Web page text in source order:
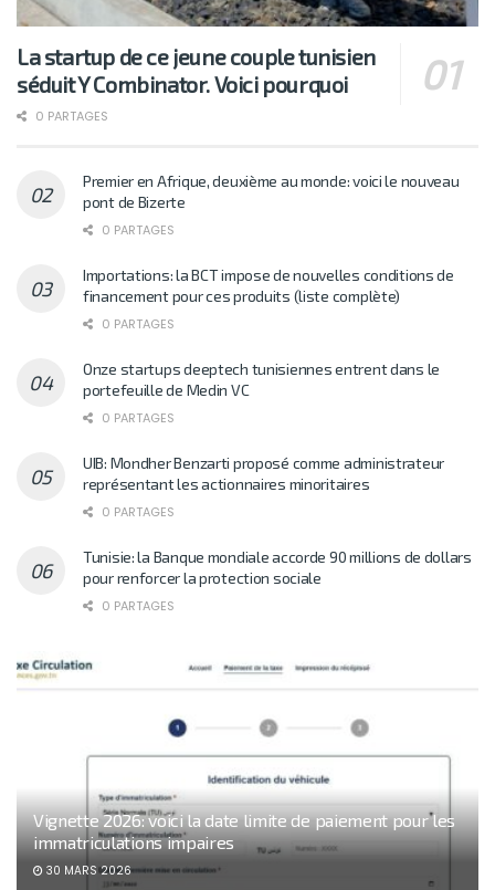
La startup de ce jeune couple tunisien
séduit Y Combinator. Voici pourquoi
0 PARTAGES
Premier en Afrique, deuxième au monde: voici le nouveau
pont de Bizerte
0 PARTAGES
Importations: la BCT impose de nouvelles conditions de
financement pour ces produits (liste complète)
0 PARTAGES
Onze startups deeptech tunisiennes entrent dans le
portefeuille de Medin VC
0 PARTAGES
UIB: Mondher Benzarti proposé comme administrateur
représentant les actionnaires minoritaires
0 PARTAGES
Tunisie: la Banque mondiale accorde 90 millions de dollars
pour renforcer la protection sociale
0 PARTAGES
Vignette 2026: voici la date limite de paiement pour les
immatriculations impaires
30 MARS 2026